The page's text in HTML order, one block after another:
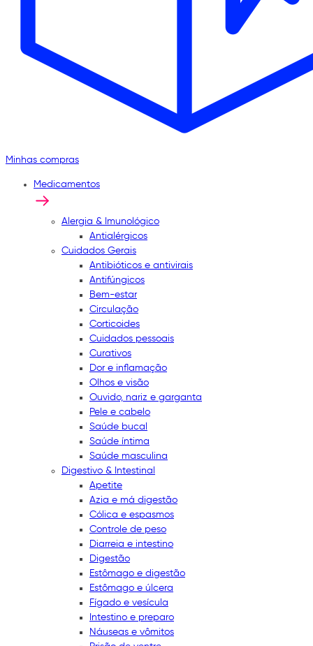
Minhas compras
Medicamentos
Alergia & Imunológico
Antialérgicos
Cuidados Gerais
Antibióticos e antivirais
Antifúngicos
Bem-estar
Circulação
Corticoides
Cuidados pessoais
Curativos
Dor e inflamação
Olhos e visão
Ouvido, nariz e garganta
Pele e cabelo
Saúde bucal
Saúde íntima
Saúde masculina
Digestivo & Intestinal
Apetite
Azia e má digestão
Cólica e espasmos
Controle de peso
Diarreia e intestino
Digestão
Estômago e digestão
Estômago e úlcera
Fígado e vesícula
Intestino e preparo
Náuseas e vômitos